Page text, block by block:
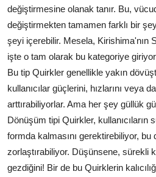
değiştirmesine olanak tanır. Bu,
değiştirmekten tamamen farklı bir
şeyi içerebilir. Mesela, Kirishima'nın
işte o tam olarak bu kategoriye
Bu tip Quirkler genellikle yakın
kullanıcılar güçlerini, hızlarını veya
arttırabiliyorlar. Ama her şey güllük
Dönüşüm tipi Quirkler, kullanıcıların
formda kalmasını gerektirebiliyor, bu
zorlaştırabiliyor. Düşünsene, sürekli
gezdiğini! Bir de bu Quirklerin